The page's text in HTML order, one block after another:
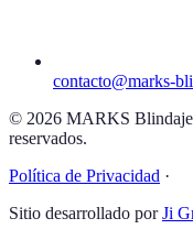
contacto@marks-
© 2026 MARKS Blindaje
reservados.
Política de Privacidad ·
Sitio desarrollado porJi